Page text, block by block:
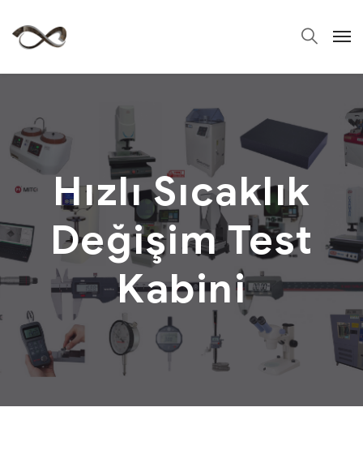
Hızlı Sıcaklık
Değişim Test
Kabini